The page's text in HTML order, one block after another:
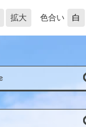
拡大 色合い 白